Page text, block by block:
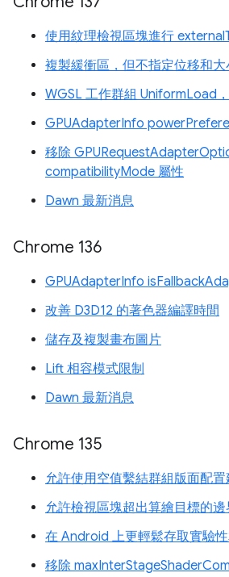
使用紋理檢視區塊進行
複製緩衝區，但不指定位移和大
WGSL 工作群組 UniformLoad
GPUAdapterInfo
移除
compatibilityMode 屬性
Dawn 最新消息
Chrome 136
GPUAdapterInfo
改善 D3D12 的著色器編譯時間
儲存及複製畫布圖片
Lift 相容模式限制
Dawn 最新消息
Chrome 135
允許使用空值繫結群組版面配
允許檢視區塊超出算繪目標的邊
在 Android 上更輕鬆存取實驗
移除